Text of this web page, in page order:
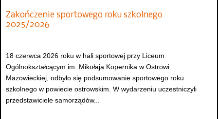
Zakończenie sportowego roku szkolnego
2025/2026
18 czerwca 2026 roku w hali sportowej przy Liceum
Ogólnokształcącym im. Mikołaja Kopernika w Ostrowi
Mazowieckiej, odbyło się podsumowanie sportowego roku
szkolnego w powiecie ostrowskim. W wydarzeniu uczestniczyli
przedstawiciele samorządów...